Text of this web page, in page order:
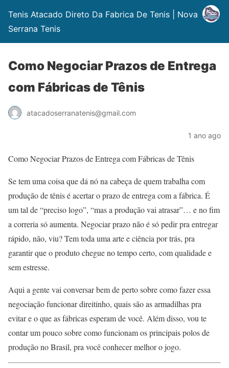
Tenis Atacado Direto Da Fabrica De Tenis | Nova
Serrana Tenis
Como Negociar Prazos de Entrega
com Fábricas de Tênis
atacadoserranatenis@gmail.com
1 ano ago
Como Negociar Prazos de Entrega com Fábricas de Tênis
Se tem uma coisa que dá nó na cabeça de quem trabalha com
produção de tênis é acertar o prazo de entrega com a fábrica. É
um tal de “preciso logo”, “mas a produção vai atrasar”… e no fim
a correria só aumenta. Negociar prazo não é só pedir pra entregar
rápido, não, viu? Tem toda uma arte e ciência por trás, pra
garantir que o produto chegue no tempo certo, com qualidade e
sem estresse.
Aqui a gente vai conversar bem de perto sobre como fazer essa
negociação funcionar direitinho, quais são as armadilhas pra
evitar e o que as fábricas esperam de você. Além disso, vou te
contar um pouco sobre como funcionam os principais polos de
produção no Brasil, pra você conhecer melhor o jogo.